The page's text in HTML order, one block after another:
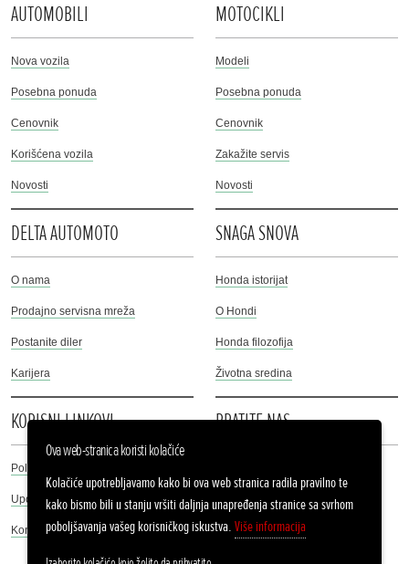
AUTOMOBILI
Nova vozila
Posebna ponuda
Cenovnik
Korišćena vozila
Novosti
MOTOCIKLI
Modeli
Posebna ponuda
Cenovnik
Zakažite servis
Novosti
DELTA AUTOMOTO
O nama
Prodajno servisna mreža
Postanite diler
Karijera
SNAGA SNOVA
Honda istorijat
O Hondi
Honda filozofija
Životna sredina
KORISNI LINKOVI
Politika privatnosti
Upotreba kolačića
Kontakt
PRATITE NAS
Instagram
Twitter
Ova web-stranica koristi kolačiće
Kolačiće upotrebljavamo kako bi ova web stranica radila pravilno te
kako bismo bili u stanju vršiti daljnja unapređenja stranice sa svrhom
poboljšavanja vašeg korisničkog iskustva. Više informacija